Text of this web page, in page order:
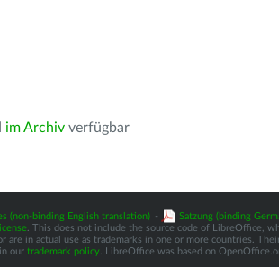
im Archiv verfügbar
(non-binding English translation) - Satzung (binding
. This does not include the source code of LibreOffice,
in actual use as trademarks in one or more countries.
our trademark policy . LibreOffice was based on